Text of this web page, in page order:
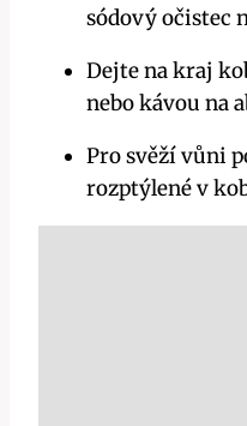
sódový očistec
Dejte na kraj
nebo kávou na
Pro svěží vůni
rozptýlené v